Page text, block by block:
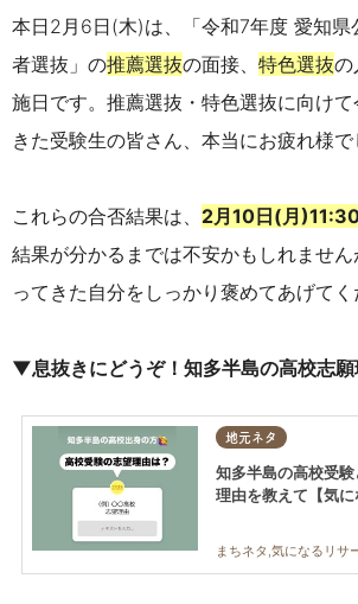
本日2月6日(木)は、「令和7年度 愛知県
者選抜」の推薦選抜の面接、 特色選抜の
施日です。推薦選抜・特色選抜に向け
きた受験生の皆さん、本当にお疲れ様で
これらの合否結果は、 2月10日(月
結果が分かるまでは不安かもしれませ
ってきた自分をしっかり褒めてあげてく
▼息抜きにどうぞ！知多半島の高校志
地元ネタ
知多半島の高校受
理由を教えて【気に
まちネタ,気になるリサ